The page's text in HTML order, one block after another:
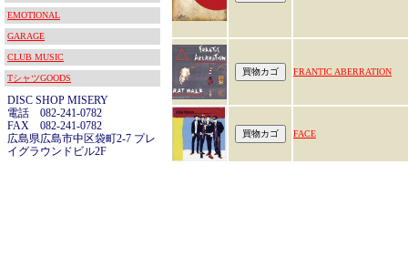
EMOTIONAL
GARAGE
CLUB MUSIC
TシャツGOODS
DISC SHOP MISERY
電話 082-241-0782
FAX 082-241-0782
広島県広島市中区袋町2-7 プレ
イグラウンドビル2F
FRANTIC ABERRATION
FACE